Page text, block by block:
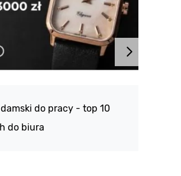
do pracy - top 10
do biura